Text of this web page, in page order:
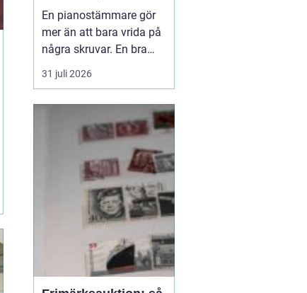
ditt piano
En pianostämmare gör
mer än att bara vrida på
några skruvar. En bra
stämning påverkar hur
pianot låter, känns och
som Stockholm, där
många bor i lägenhet
och klimatet växlar
kraftigt mellan
årstiderna, ställs extra
31 juli 2026